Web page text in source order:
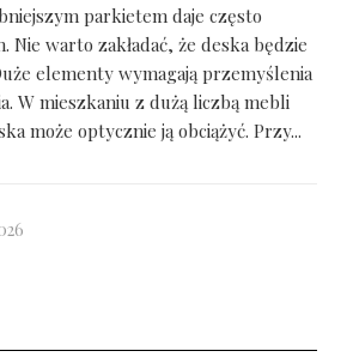
parkietem daje często
Nie warto zakładać, że deska będzie
elementy wymagają przemyślenia
W mieszkaniu z dużą liczbą mebli
może optycznie ją obciążyć. Przy...